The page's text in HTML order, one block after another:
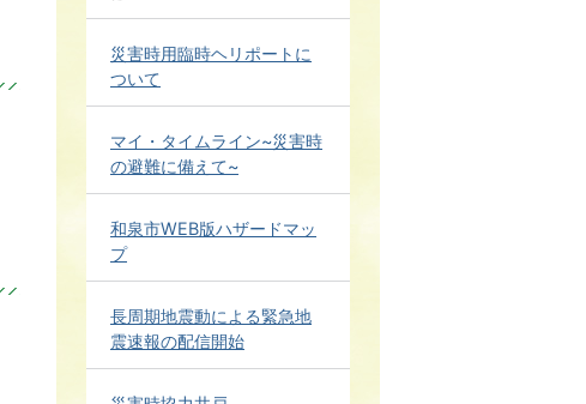
災害時用臨時ヘリポートに
ついて
マイ・タイムライン~災害時
の避難に備えて~
和泉市WEB版ハザードマッ
プ
長周期地震動による緊急地
震速報の配信開始